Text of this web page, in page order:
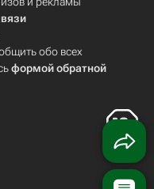
обо всех
формой обратной